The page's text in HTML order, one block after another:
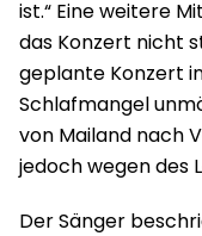
ist.“ Eine weitere
das Konzert nicht
geplante Konzert
Schlafmangel
von Mailand nach
jedoch wegen des
Der Sänger